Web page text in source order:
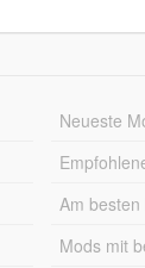
Neueste
Am
Mods mit